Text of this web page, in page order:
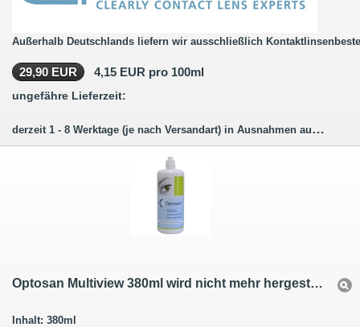
Außerhalb Deutschlands liefern wir ausschließlich
29,90 EUR 4,15 EUR pro 100ml
ungefähre Lieferzeit:
derzeit 1 - 8 Werktage (je nach Versandart) in Ausnahmen auch länger.
Optosan Multiview 380ml wird nicht mehr hergestellt- der Nachfolger
Inhalt: 380ml